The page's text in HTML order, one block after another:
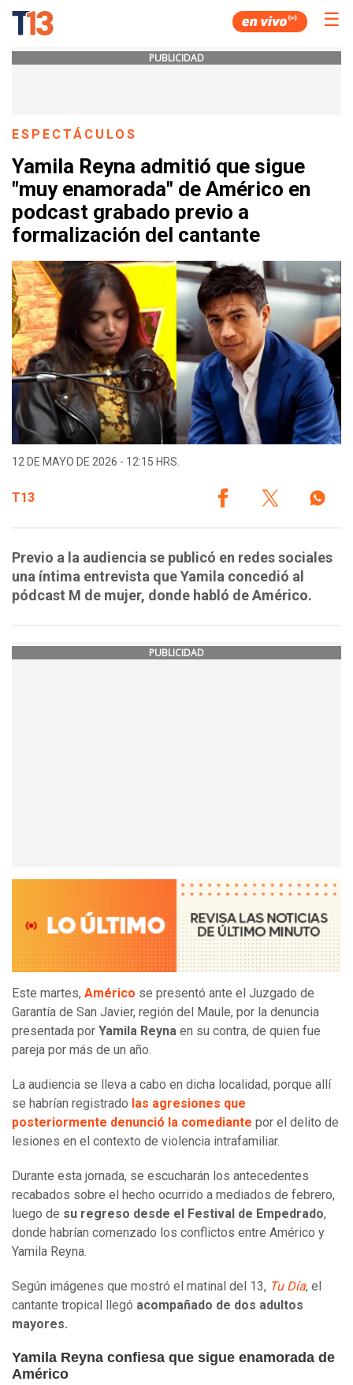
☰
PUBLICIDAD
ESPECTÁCULOS
Yamila Reyna admitió que sigue
"muy enamorada" de Américo en
podcast grabado previo a
formalización del cantante
12 DE MAYO DE 2026 - 12:15 HRS.
T13
Previo a la audiencia se publicó en redes sociales
una íntima entrevista que Yamila concedió al
pódcast M de mujer, donde habló de Américo.
PUBLICIDAD
Este martes, Américo se presentó ante el Juzgado de
Garantía de San Javier, región del Maule, por la denuncia
presentada por Yamila Reyna en su contra, de quien fue
pareja por más de un año.
La audiencia se lleva a cabo en dicha localidad, porque allí
se habrían registrado las agresiones que
posteriormente denunció la comediante por el delito de
lesiones en el contexto de violencia intrafamiliar.
Durante esta jornada, se escucharán los antecedentes
recabados sobre el hecho ocurrido a mediados de febrero,
luego de su regreso desde el Festival de Empedrado,
donde habrían comenzado los conflictos entre Américo y
Yamila Reyna.
Según imágenes que mostró el matinal del 13, Tu Día, el
cantante tropical llegó acompañado de dos adultos
mayores.
Yamila Reyna confiesa que sigue enamorada de
Américo